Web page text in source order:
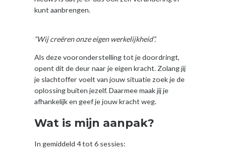
kunt aanbrengen.
“Wij creëren onze eigen werkelijkheid”.
Als deze vooronderstelling tot je doordringt,
opent dit de deur naar je eigen kracht. Zolang jij
je slachtoffer voelt van jouw situatie zoek je de
oplossing buiten jezelf. Daarmee maak jij je
afhankelijk en geef je jouw kracht weg.
Wat is mijn aanpak?
In gemiddeld 4 tot 6 sessies: